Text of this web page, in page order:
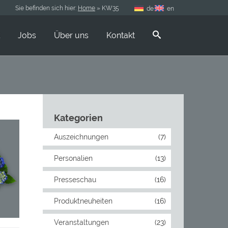
Sie befinden sich hier: Home » KW35 de en
Jobs Über uns Kontakt
Kategorien
Auszeichnungen (7)
Personalien (13)
Presseschau (16)
Produktneuheiten (16)
Veranstaltungen (23)